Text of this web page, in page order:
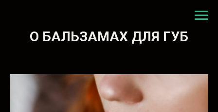
О БАЛЬЗАМАХ ДЛЯ ГУБ